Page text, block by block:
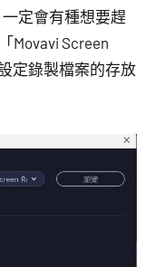
一定會有種想要趕
Movavi Screen
定錄製檔案的存放